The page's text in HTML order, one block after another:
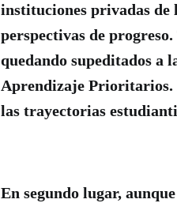
instituciones privadas de
perspectivas de
quedando supeditados a
Aprendizaje Prioritarios.
las trayectorias
En segundo lugar,